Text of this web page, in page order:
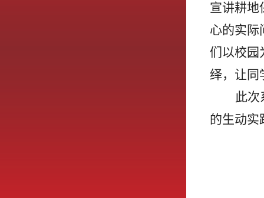
宣讲耕地
心的实际
们以校园
绎，让同
此次
的生动实